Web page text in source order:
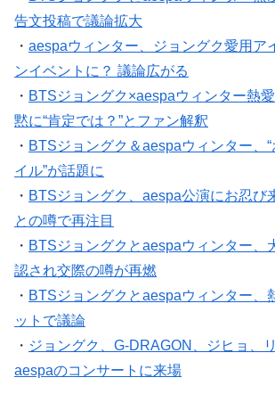
告文投稿で議論拡大
・ aespaウィンター、ジョングク愛用ア
ンイベントに？ 議論広がる
・ BTSジョングク×aespaウィンター熱
黙に“肯定では？”とファン解釈
・ BTSジョングク＆aespaウィンター、
イル”が話題に
・ BTSジョングク、aespa公演にお忍
との噂で再注目
・ BTSジョングクとaespaウィンター、
認され交際の噂が再燃
・ BTSジョングクとaespaウィンター、
ットで議論
・ ジョングク、G-DRAGON、ジヒョ、
aespaのコンサートに来場